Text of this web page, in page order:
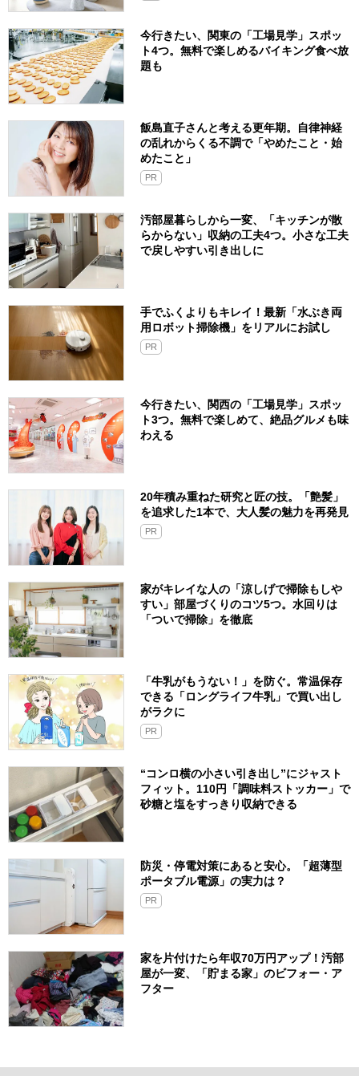
今行きたい、関東の「工場見学」スポッ
ト4つ。無料で楽しめるバイキング食べ放
題も
飯島直子さんと考える更年期。自律神経
の乱れからくる不調で「やめたこと・始
めたこと」
PR
汚部屋暮らしから一変、「キッチンが散
らからない」収納の工夫4つ。小さな工夫
で戻しやすい引き出しに
手でふくよりもキレイ！最新「水ぶき両
用ロボット掃除機」をリアルにお試し
PR
今行きたい、関西の「工場見学」スポッ
ト3つ。無料で楽しめて、絶品グルメも味
わえる
20年積み重ねた研究と匠の技。「艶髪」
を追求した1本で、大人髪の魅力を再発見
PR
家がキレイな人の「涼しげで掃除もしや
すい」部屋づくりのコツ5つ。水回りは
「ついで掃除」を徹底
「牛乳がもうない！」を防ぐ。常温保存
できる「ロングライフ牛乳」で買い出し
がラクに
PR
“コンロ横の小さい引き出し”にジャスト
フィット。110円「調味料ストッカー」で
砂糖と塩をすっきり収納できる
防災・停電対策にあると安心。「超薄型
ポータブル電源」の実力は？​
PR
家を片付けたら年収70万円アップ！汚部
屋が一変、「貯まる家」のビフォー・ア
フター